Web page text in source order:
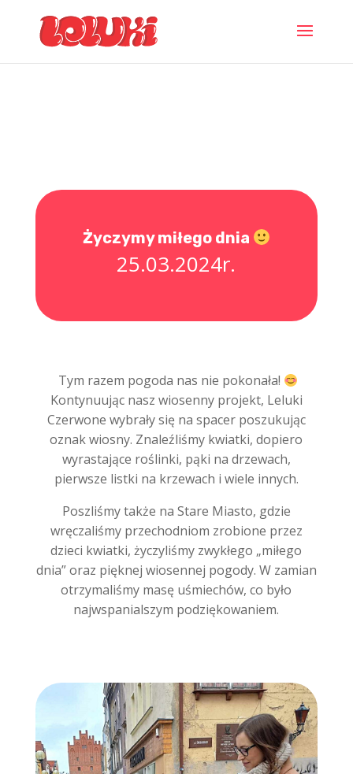
Życzymy miłego dnia
25.03.2024r.
Tym razem pogoda nas nie pokonała!
Kontynuując nasz wiosenny projekt, Leluki
Czerwone wybrały się na spacer poszukując
oznak wiosny. Znaleźliśmy kwiatki, dopiero
wyrastające roślinki, pąki na drzewach,
pierwsze listki na krzewach i wiele innych.
Poszliśmy także na Stare Miasto, gdzie
wręczaliśmy przechodniom zrobione przez
dzieci kwiatki, życzyliśmy zwykłego „miłego
dnia” oraz pięknej wiosennej pogody. W zamian
otrzymaliśmy masę uśmiechów, co było
najwspanialszym podziękowaniem.